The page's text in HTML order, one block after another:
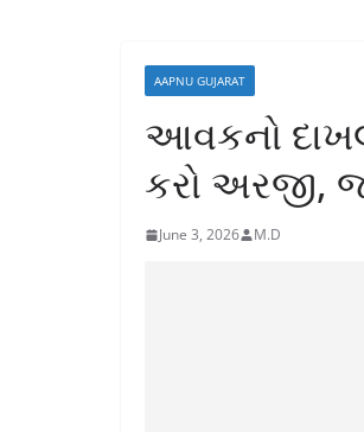
AAPNU GUJARAT
આવકનો
કરો અરજી,
June 3, 2026 M.D